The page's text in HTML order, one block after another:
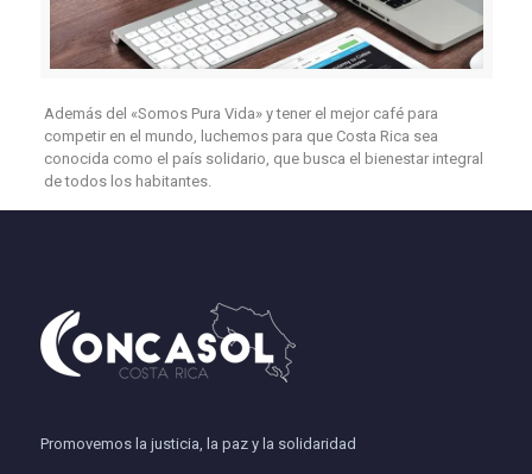
Además del «Somos Pura Vida» y tener el mejor café para
competir en el mundo, luchemos para que Costa Rica sea
conocida como el país solidario, que busca el bienestar integral
de todos los habitantes.
Promovemos la justicia, la paz y la solidaridad